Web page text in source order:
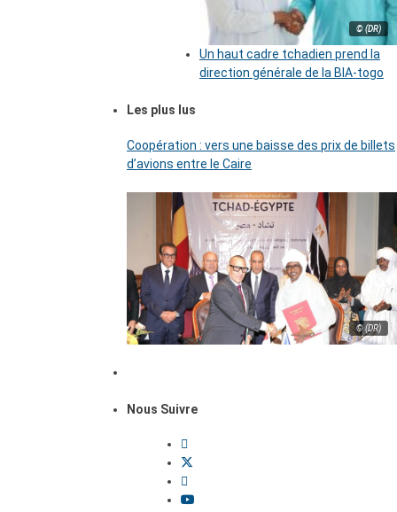
© (DR)
Un haut cadre tchadien prend la
direction générale de la BIA-togo
Les plus lus
Coopération : vers une baisse des prix de billets
d’avions entre le Caire
© (DR)
Nous Suivre